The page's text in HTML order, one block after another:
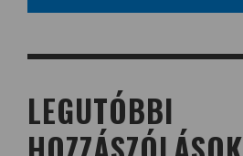
LEGUTÓBBI